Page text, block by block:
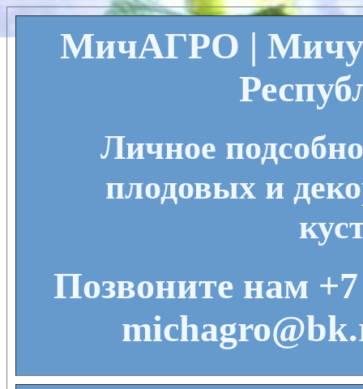
МичАГРО |
Личное
плодовых и
Позвоните нам